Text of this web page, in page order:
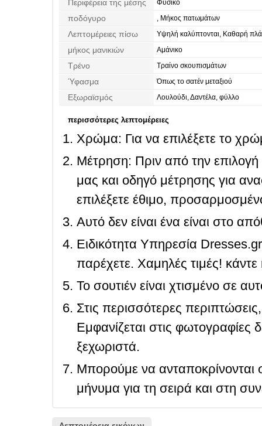
Περιφέρεια της μέσης Φυσικό
ποδόγυρο , Μήκος πατωμάτων
Λεπτομέρειες πίσω Υψηλή καλύπτονται, Καθαρή
μήκος μανικιών Αμάνικο
Τρένο Τραίνο σκουπισμάτων
Ύφασμα Όπως το σατέν μεταξιού
Εξωραϊσμός Λουλούδι, Δαντέλα, φύλλο
περισσότερες λεπτομέρειες
Χρώμα: Για να επιλέξετε το
Μέτρηση: Πριν από την
μας και οδηγό μέτρησης για
επιλέξετε έθιμο,
Αυτό δεν είναι ένα είναι στο
Ειδικότητα Υπηρεσία
παρέχετε. Χαμηλές τιμές! κάντε
Το σουτιέν είναι χτισμένο σε
Στις περισσότερες
Εμφανίζεται στις φωτογραφίες
ξεχωριστά.
Μπορούμε να ανταποκρίνονται
μήνυμα για τη σειρά και στη